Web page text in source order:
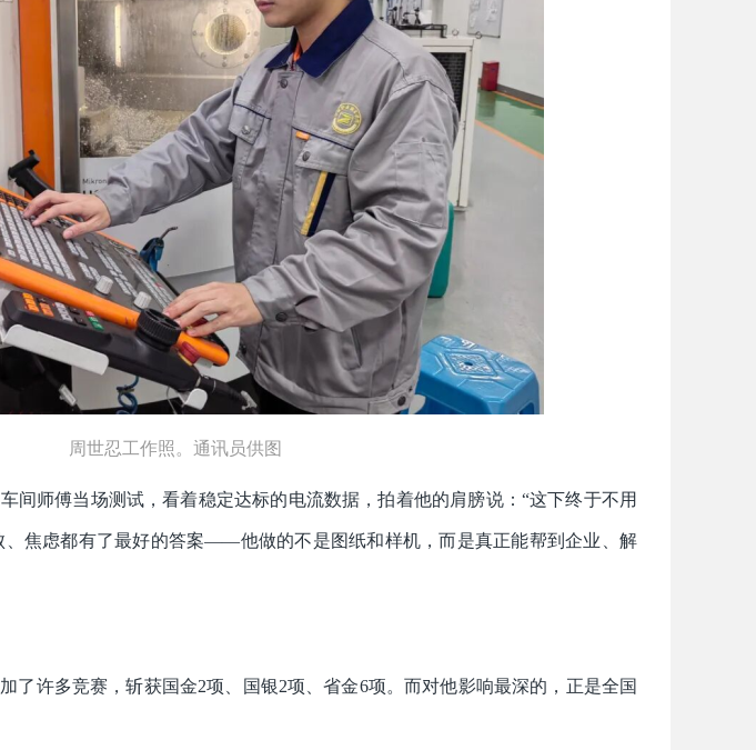
周世忍工作照。通讯员供图
间师傅当场测试，看着稳定达标的电流数据，拍着他的肩膀说：“这下终于不用
、焦虑都有了最好的答案——他做的不是图纸和样机，而是真正能帮到企业、解
了许多竞赛，斩获国金2项、国银2项、省金6项。而对他影响最深的，正是全国